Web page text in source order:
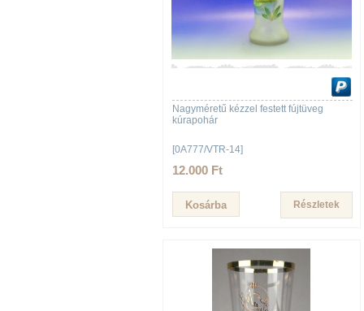
Nagyméretű kézzel festett fújtüveg
kúrapohár
[0A777/VTR-14]
12.000 Ft
Részletek